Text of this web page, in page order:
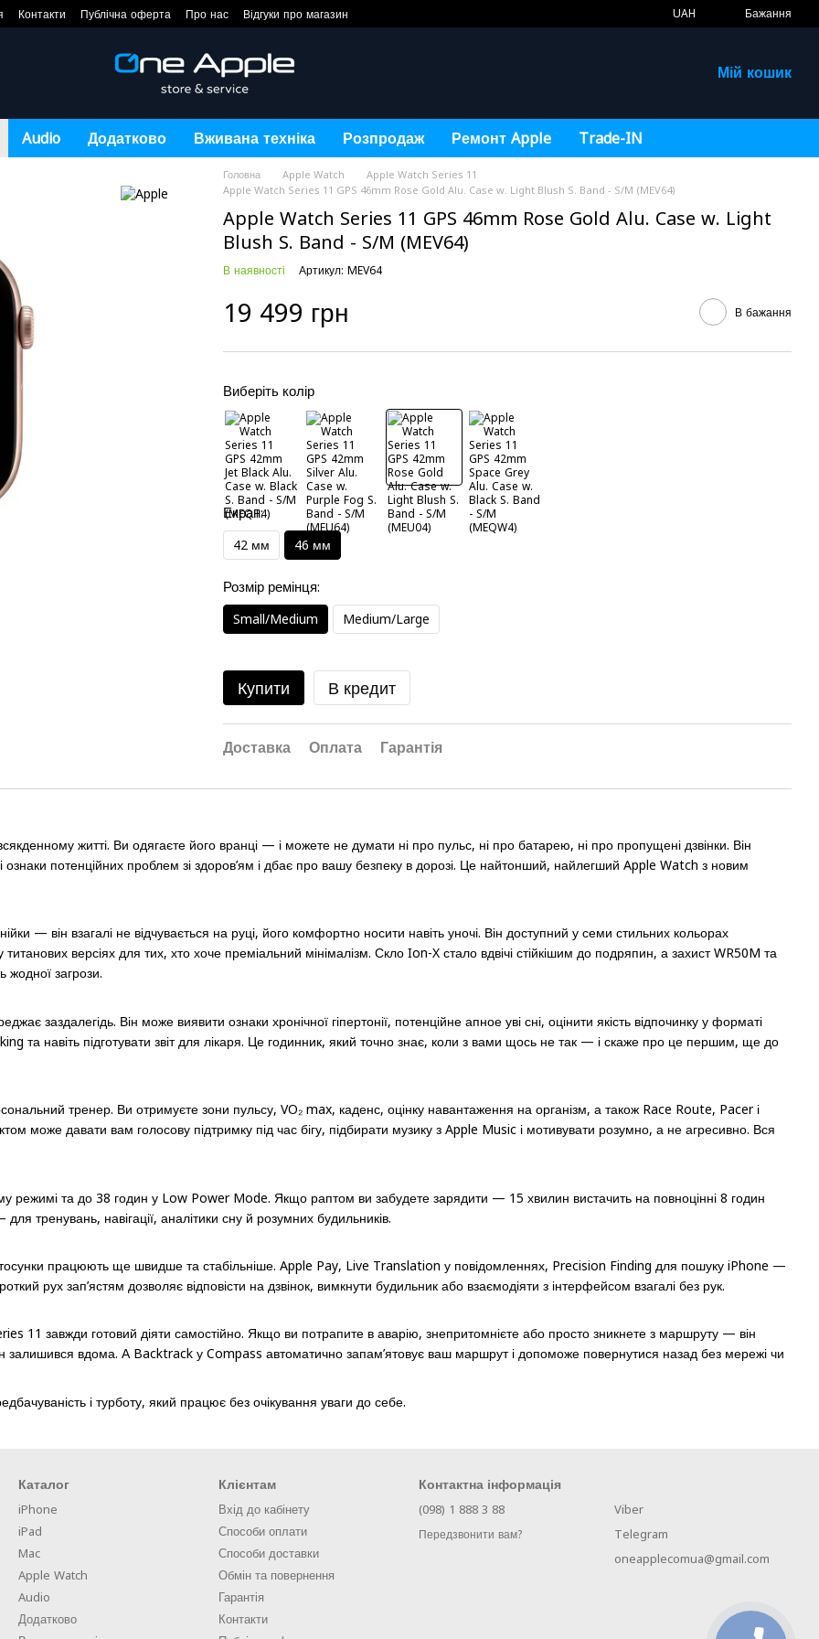
Контакти Публічна оферта Про нас Відгуки про магазин UAH Бажання
Мій кошик
Audio Додатково Вживана техніка Розпродаж Ремонт Apple Trade-IN
Головна Apple Watch
Apple Watch Series 11
Apple Watch Series 11 GPS 46mm Rose Gold Alu. Case w. Light Blush S. Band - S/M (MEV64)
Apple Watch Series 11 GPS 46mm Rose Gold Alu. Case w. Light
Blush S. Band - S/M (MEV64)
В наявності Артикул: MEV64
19 499 грн В бажання
Виберіть колір
Екран:
42 мм 46 мм
Розмір ремінця:
Small/Medium Medium/Large
Купити В кредит
Доставка Оплата Гарантія
житті. Ви одягаєте його вранці — і можете не думати ні про пульс, ні про батарею, ні про пропущені дзвінки. Він
ознаки потенційних проблем зі здоров’ям і дбає про вашу безпеку в дорозі. Це найтонший, найлегший Apple Watch з новим
— він взагалі не відчувається на руці, його комфортно носити навіть уночі. Він доступний у семи стильних кольорах
версіях для тих, хто хоче преміальний мінімалізм. Скло Ion-X стало вдвічі стійкішим до подряпин, а захист WR50M та
жодної загрози.
заздалегідь. Він може виявити ознаки хронічної гіпертонії, потенційне апное уві сні, оцінити якість відпочинку у форматі
та навіть підготувати звіт для лікаря. Це годинник, який точно знає, коли з вами щось не так — і скаже про це першим, ще до
тренер. Ви отримуєте зони пульсу, VO₂ max, каденс, оцінку навантаження на організм, а також Race Route, Pacer і
може давати вам голосову підтримку під час бігу, підбирати музику з Apple Music і мотивувати розумно, а не агресивно. Вся
та до 38 годин у Low Power Mode. Якщо раптом ви забудете зарядити — 15 хвилин вистачить на повноцінні 8 годин
тренувань, навігації, аналітики сну й розумних будильників.
працюють ще швидше та стабільніше. Apple Pay, Live Translation у повідомленнях, Precision Finding для пошуку iPhone —
рух зап’ястям дозволяє відповісти на дзвінок, вимкнути будильник або взаємодіяти з інтерфейсом взагалі без рук.
завжди готовий діяти самостійно. Якщо ви потрапите в аварію, знепритомнієте або просто зникнете з маршруту — він
залишився вдома. А Backtrack у Compass автоматично запам’ятовує ваш маршрут і допоможе повернутися назад без мережі чи
і турботу, який працює без очікування уваги до себе.
Каталог
iPhone
iPad
Mac
Apple Watch
Audio
Додатково
Клієнтам
Вхід до кабінету
Способи оплати
Способи доставки
Обмін та повернення
Гарантія
Контакти
Контактна інформація
(098) 1 888 3 88
Передзвонити вам?
Viber
Telegram
oneapplecomua@gmail.com